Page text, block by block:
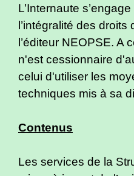
L’Internaute
l’intégralité des droits
l’éditeur NEOPSE. A
n'est cessionnaire
celui d'utiliser les
techniques mis à sa
Contenus
Les services de la